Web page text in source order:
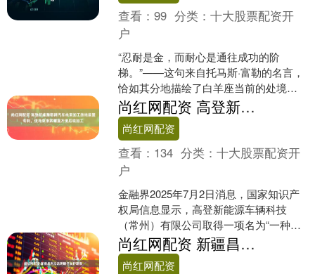
查看：99 分类：十大股票配资开
户
“忍耐是金，而耐心是通往成功的阶
梯。”——这句来自托马斯·富勒的名言，
恰如其分地描绘了白羊座当前的处境。
在这个瞬息万变的世界里，每个星座都
有其独特的光芒，而白羊....
尚红网配资 高登新能源取得汽车线束加工放线装置专利，使线束张紧绷直方便后续加工
尚红网配资
查看： 134 分类：十大股票配资开
户
金融界2025年7月2日消息，国家知识产
权局信息显示，高登新能源车辆科技
（常州）有限公司取得一项名为“一种汽
车线束加工放线装置”的专利，授权公告
号CN22304....
尚红网配资 新疆昌吉立法明确子女护理假
尚红网配资